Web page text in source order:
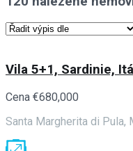
Vila 5+1, Sardinie,
Cena €680,000
Santa Margherita di